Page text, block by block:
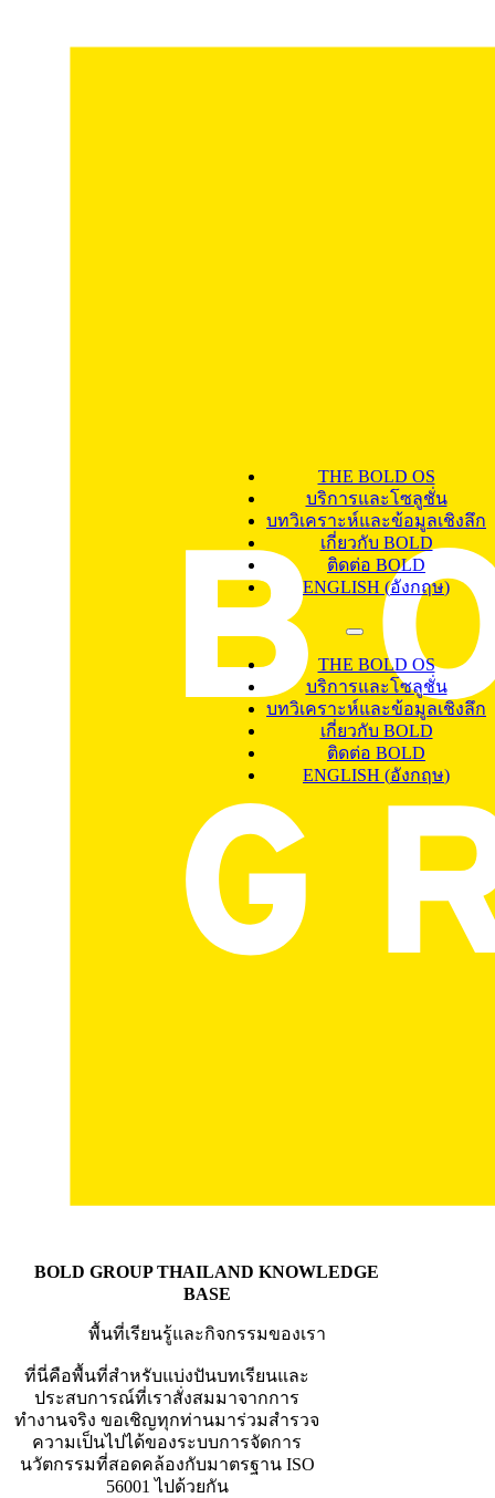
THE BOLD OS
บริการและโซลูชั่น
บทวิเคราะห์และข้อมูลเชิงลึก
เกี่ยวกับ BOLD
ติดต่อ BOLD
ENGLISH (อังกฤษ)
THE BOLD OS
บริการและโซลูชั่น
บทวิเคราะห์และข้อมูลเชิงลึก
เกี่ยวกับ BOLD
ติดต่อ BOLD
ENGLISH (อังกฤษ)
BOLD GROUP THAILAND KNOWLEDGE
BASE
พื้นที่เรียนรู้และกิจกรรมของเรา
ที่นี่คือพื้นที่สำหรับแบ่งปันบทเรียนและ
ประสบการณ์ที่เราสั่งสมมาจากการ
ทำงานจริง ขอเชิญทุกท่านมาร่วมสำรวจ
ความเป็นไปได้ของระบบการจัดการ
นวัตกรรมที่สอดคล้องกับมาตรฐาน ISO
56001 ไปด้วยกัน